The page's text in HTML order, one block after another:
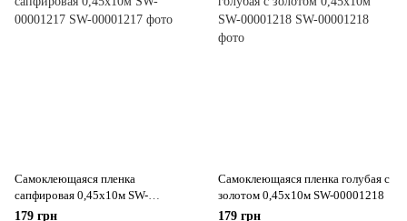
Самоклеющаяся пленка
сапфировая 0,45х10м SW-
00001217
179 грн
Самоклеющаяся пленка голубая с
золотом 0,45х10м SW-00001218
179 грн